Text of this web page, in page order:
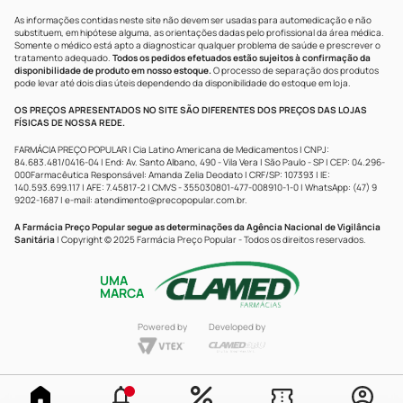
As informações contidas neste site não devem ser usadas para automedicação e não
substituem, em hipótese alguma, as orientações dadas pelo profissional da área médica.
Somente o médico está apto a diagnosticar qualquer problema de saúde e prescrever o
tratamento adequado. Todos os pedidos efetuados estão sujeitos à confirmação da
disponibilidade de produto em nosso estoque.O processo de separação dos produtos
pode levar até dois dias úteis dependendo da disponibilidade do estoque em loja.
OS PREÇOS APRESENTADOS NO SITE SÃO DIFERENTES DOS PREÇOS DAS LOJAS
FÍSICAS DE NOSSA REDE.
FARMÁCIA PREÇO POPULAR | Cia Latino Americana de Medicamentos | CNPJ:
84.683.481/0416-04 | End: Av. Santo Albano, 490 - Vila Vera | São Paulo - SP | CEP: 04.296-
000Farmacêutica Responsável: Amanda Zelia Deodato | CRF/SP: 107393 | IE:
140.593.699.117 | AFE: 7.45817-2 | CMVS - 355030801-477-008910-1-0 | WhatsApp: (47) 9
9202-1687 | e-mail: atendimento@precopopular.com.br.
A Farmácia Preço Popular segue as determinações da Agência Nacional de Vigilância
Sanitária | Copyright © 2025 Farmácia Preço Popular - Todos os direitos reservados.
UMA
MARCA
Powered by Developed by